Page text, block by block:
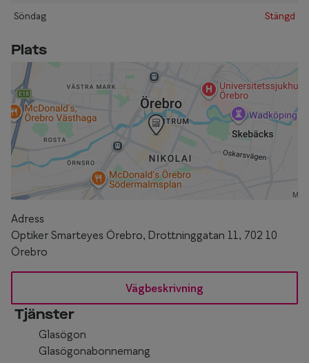
Söndag Stängd
Plats
Adress
Optiker Smarteyes Örebro, Drottninggatan 11, 702 10
Örebro
Vägbeskrivning
Tjänster
Glasögon
Glasögonabonnemang